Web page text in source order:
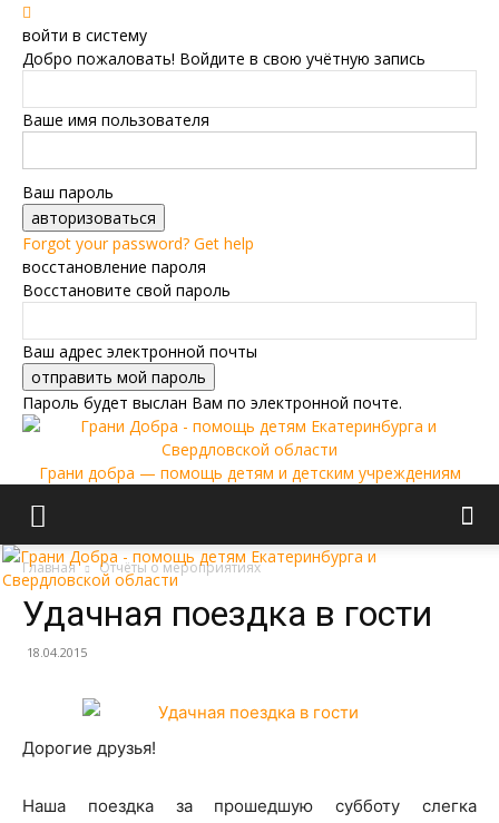
войти в систему
Добро пожаловать! Войдите в свою учётную запись
Ваше имя пользователя
Ваш пароль
Forgot your password? Get help
восстановление пароля
Восстановите свой пароль
Ваш адрес электронной почты
Пароль будет выслан Вам по электронной почте.
Грани добра — помощь детям и детским учреждениям
Главная Отчёты о мероприятиях
Удачная поездка в гости
18.04.2015
Дорогие друзья!
Наша поездка за прошедшую субботу слегка